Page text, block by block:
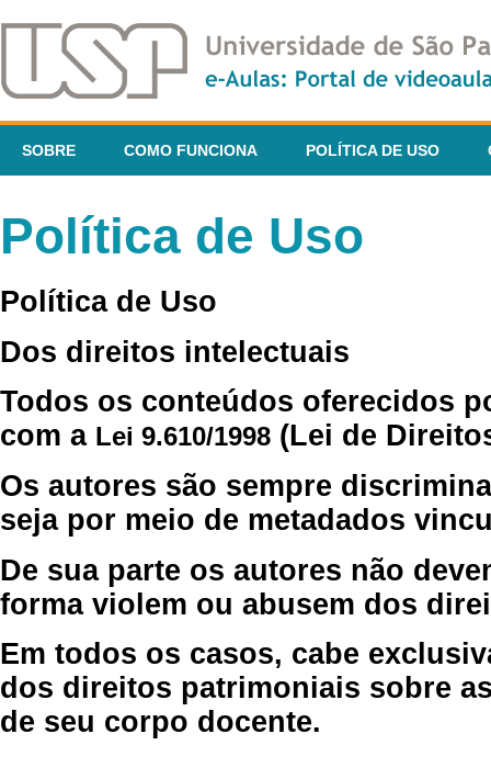
SOBRE COMO FUNCIONA POLÍTICA DE USO
Política de Uso
Política de Uso
Dos direitos intelectuais
Todos os conteúdos oferecidos
com a Lei 9.610/1998 (Lei de
Os autores são sempre
seja por meio de metadados
De sua parte os autores não
forma violem ou abusem dos
Em todos os casos, cabe
dos direitos patrimoniais sobre
de seu corpo docente.